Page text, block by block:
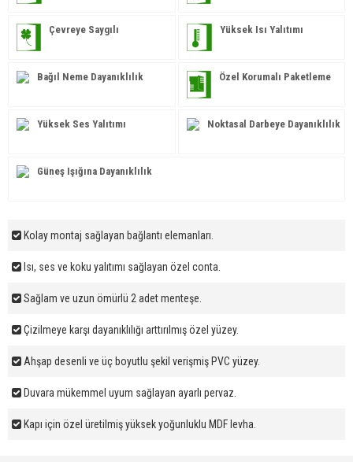
Çevreye Saygılı Yüksek Isı Yalıtımı
Bağıl Neme Dayanıklılık Özel Korumalı Paketleme
Yüksek Ses Yalıtımı Noktasal Darbeye Dayanıklılık
Güneş Işığına Dayanıklılık
Kolay montaj sağlayan bağlantı elemanları.
Isı, ses ve koku yalıtımı sağlayan özel conta.
Sağlam ve uzun ömürlü 2 adet menteşe.
Çizilmeye karşı dayanıklılığı arttırılmış özel yüzey.
Ahşap desenli ve üç boyutlu şekil verişmiş PVC yüzey.
Duvara mükemmel uyum sağlayan ayarlı pervaz.
Kapı için özel üretilmiş yüksek yoğunluklu MDF levha.